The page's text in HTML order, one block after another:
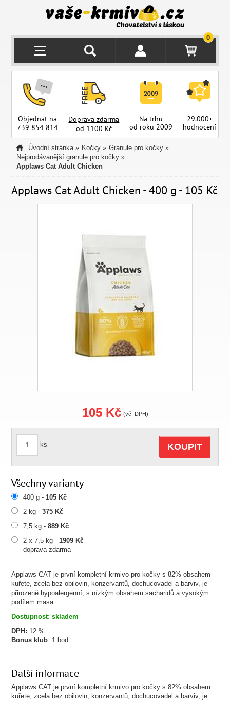
0
Objednat na
739 854 814
Doprava zdarma
od 1100 Kč
Na trhu
od roku 2009
29.000+
hodnocení
Úvodní stránka » Kočky » Granule pro kočky »
Nejprodávanější granule pro kočky »
Applaws Cat Adult Chicken
Applaws Cat Adult Chicken - 400 g - 105 Kč
Applaws CAT je první kompletní krmivo pro kočky s 82% obsahem
kuřete, zcela bez obilovin, konzervantů, dochucovadel a barviv, je
přirozeně hypoalergenní, s nízkým obsahem sacharidů a vysokým
podílem masa.
Dostupnost: skladem
DPH: 12 %
Bonus klub: 1 bod
105 Kč (vč. DPH)
ks KOUPIT
Všechny varianty
400 g -105 Kč
2 kg -375 Kč
7,5 kg -889 Kč
2 x 7,5 kg -1909 Kč
doprava zdarma
Další informace
Applaws CAT je první kompletní krmivo pro kočky s 82% obsahem
kuřete, zcela bez obilovin, konzervantů, dochucovadel a barviv, je